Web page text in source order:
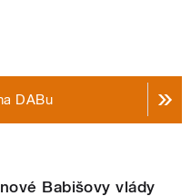
DABu
Babišovy vlády